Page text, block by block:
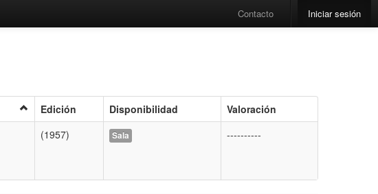
Contacto Iniciar sesión
Edición Disponibilidad Valoración
(1957) Sala ----------